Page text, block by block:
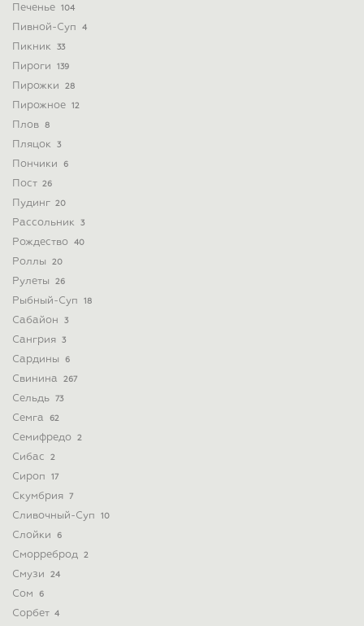
Печенье 104
Пивной-Суп 4
Пикник 33
Пироги 139
Пирожки 28
Пирожное 12
Плов 8
Пляцок 3
Пончики 6
Пост 26
Пудинг 20
Рассольник 3
Рождество 40
Роллы 20
Рулеты 26
Рыбный-Суп 18
Сабайон 3
Сангрия 3
Сардины 6
Свинина 267
Сельдь 73
Семга 62
Семифредо 2
Сибас 2
Сироп 17
Скумбрия 7
Сливочный-Суп 10
Слойки 6
Сморреброд 2
Смузи 24
Сом 6
Сорбет 4